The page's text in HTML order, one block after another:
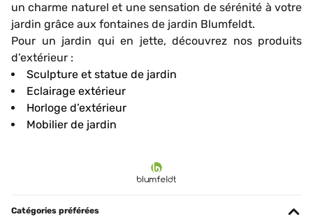
un charme naturel et une sensation de sérénité à votre
jardin grâce aux fontaines de jardin Blumfeldt.
Pour un jardin qui en jette, découvrez nos produits
d’extérieur :
Sculpture et statue de jardin
Eclairage extérieur
Horloge d’extérieur
Mobilier de jardin
Catégories préférées